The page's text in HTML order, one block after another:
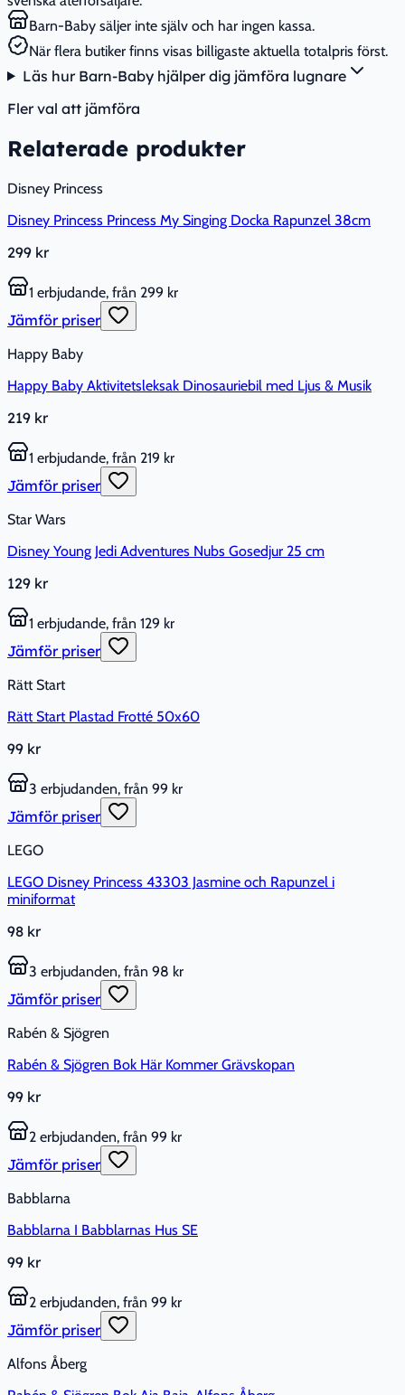
Barn-Baby säljer inte själv och har ingen kassa.
När flera butiker finns visas billigaste aktuella totalpris först.
Läs hur Barn-Baby hjälper dig jämföra lugnare
Fler val att jämföra
Relaterade produkter
Disney Princess
Disney Princess Princess My Singing Docka Rapunzel 38cm
299 kr
1 erbjudande, från 299 kr
Jämför priser
Happy Baby
Happy Baby Aktivitetsleksak Dinosauriebil med Ljus & Musik
219 kr
1 erbjudande, från 219 kr
Jämför priser
Star Wars
Disney Young Jedi Adventures Nubs Gosedjur 25 cm
129 kr
1 erbjudande, från 129 kr
Jämför priser
Rätt Start
Rätt Start Plastad Frotté 50x60
99 kr
3 erbjudanden, från 99 kr
Jämför priser
LEGO
LEGO Disney Princess 43303 Jasmine och Rapunzel i
miniformat
98 kr
3 erbjudanden, från 98 kr
Jämför priser
Rabén & Sjögren
Rabén & Sjögren Bok Här Kommer Grävskopan
99 kr
2 erbjudanden, från 99 kr
Jämför priser
Babblarna
Babblarna I Babblarnas Hus SE
99 kr
2 erbjudanden, från 99 kr
Jämför priser
Alfons Åberg